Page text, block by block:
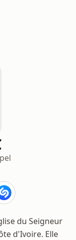
du Seigneur
d'Ivoire. Elle